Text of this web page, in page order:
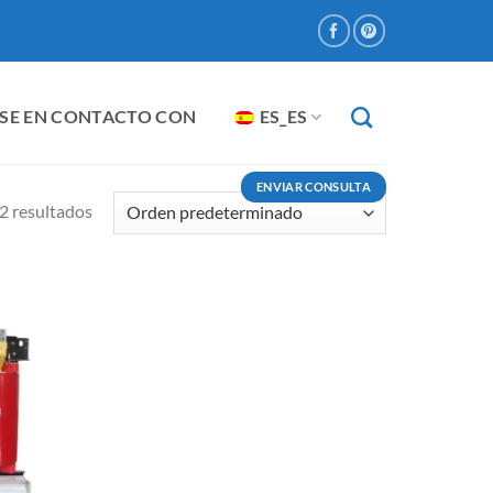
EN CONTACTO CON ES_ES
ENVIAR CONSULTA
resultados